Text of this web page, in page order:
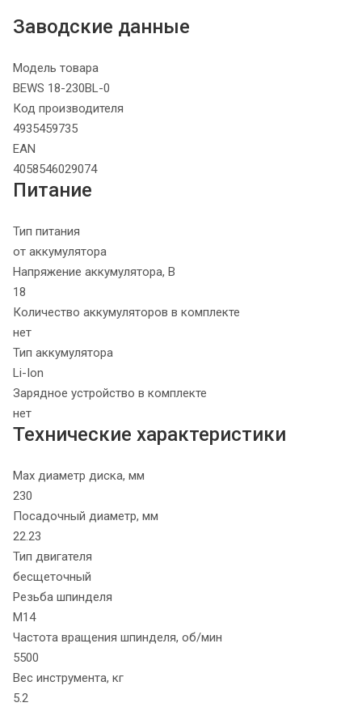
Заводские данные
Модель товара
BEWS 18-230BL-0
Код производителя
4935459735
EAN
4058546029074
Питание
Тип питания
от аккумулятора
Напряжение аккумулятора, В
18
Количество аккумуляторов в комплекте
нет
Тип аккумулятора
Li-Ion
Зарядное устройство в комплекте
нет
Технические характеристики
Max диаметр диска, мм
230
Посадочный диаметр, мм
22.23
Тип двигателя
бесщеточный
Резьба шпинделя
М14
Частота вращения шпинделя, об/мин
5500
Вес инструмента, кг
5.2